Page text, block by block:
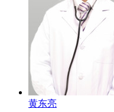
黄东亮